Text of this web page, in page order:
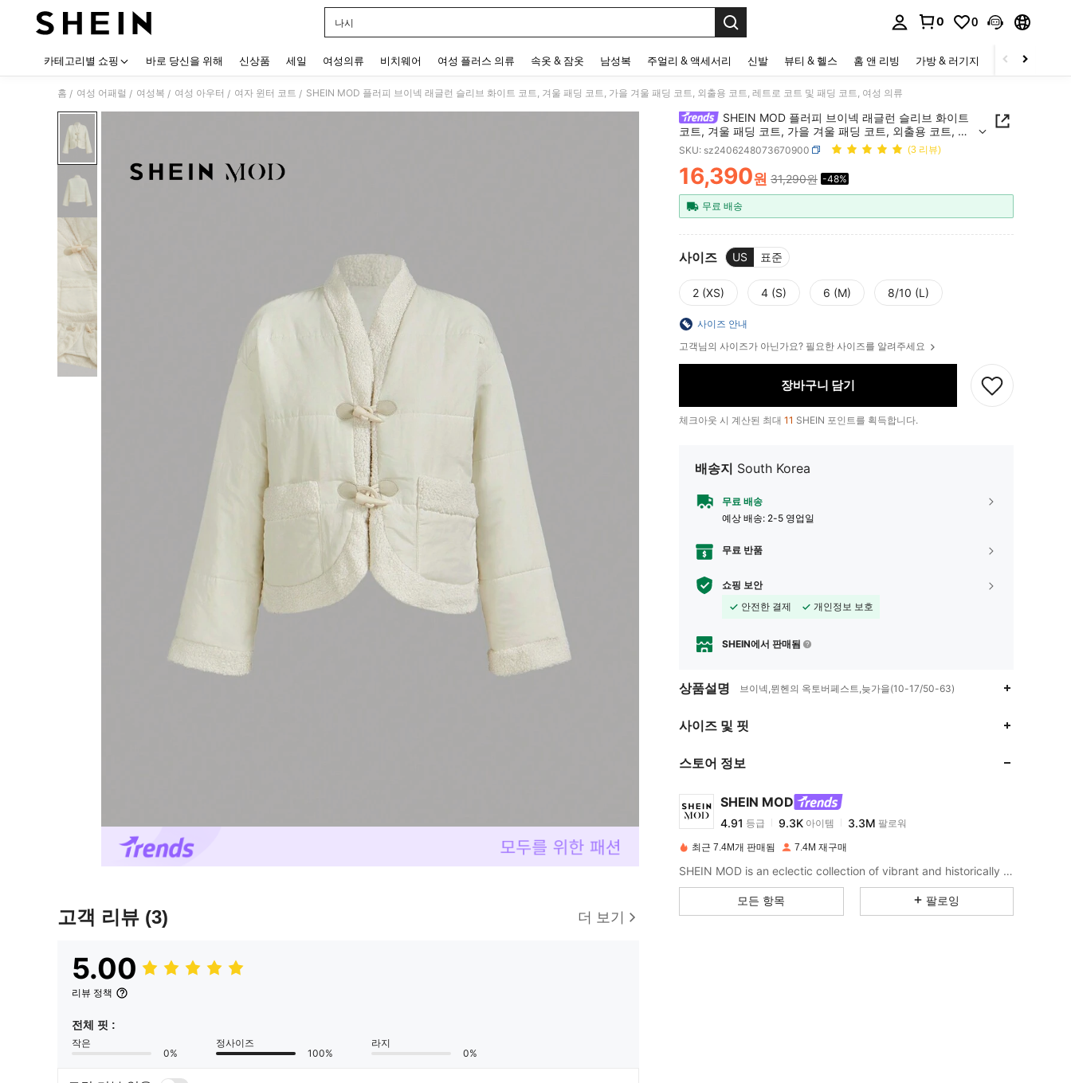
나시
0 0
카테고리별 쇼핑 바로 당신을 위해 신상품 세일 여성의류 비치웨어 여성 플러스 의류 속옷 & 잠옷 남성복 주얼리 & 액세서리 신발 뷰티 & 헬스 홈 앤 리빙 가방 & 러기지 스포츠 & 아웃
홈 / 여성 어패럴 / 여성복 / 여성 아우터 / 여자 윈터 코트 / SHEIN MOD 플러피 브이넥 래글런 슬리브 화이트 코트, 겨울 패딩 코트, 가을 겨울 패딩 코트, 외출용 코트, 레트로 코트 및 패딩 코트, 여성 의류
고객 리뷰 (3) 더 보기
5.00
리뷰 정책
전체 핏 :
작은
0%
정사이즈
100%
라지
0%
SHEIN MOD 플러피 브이넥 래글런 슬리브 화이트
코트, 겨울 패딩 코트, 가을 겨울 패딩 코트, 외출용 코트, 레
트로 코트 및 패딩 코트, 여성 의류
SKU: sz2406248073670900 (3 리뷰)
PRICE AND AVAILABILITY
16,390원 31,290원 -48%
무료 배송
사이즈 US 표준
2 (XS) 4 (S) 6 (M) 8/10 (L)
사이즈 안내
고객님의 사이즈가 아닌가요? 필요한 사이즈를 알려주세요
장바구니 담기
체크아웃 시 계산된 최대 11 SHEIN 포인트를 획득합니다.
배송지 South Korea
무료 배송
예상 배송: 2-5 영업일
무료 반품
쇼핑 보안
안전한 결제
개인정보 보호
SHEIN에서 판매됨
상품설명 브이넥,뮌헨의 옥토버페스트,늦가을(10-17/50-63)
사이즈 및 핏
스토어 정보
SHEIN MOD
4.91
4.91 9.3K아이템
s***8 이(가)하루 전에지불됨
4.91 9.3K
최근 7.4M개 판매됨 7.4M 재구매
SHEIN MOD is an eclectic collection of vibrant and historically cool styles for fun, bright retro looks.
모든 항목 팔로잉